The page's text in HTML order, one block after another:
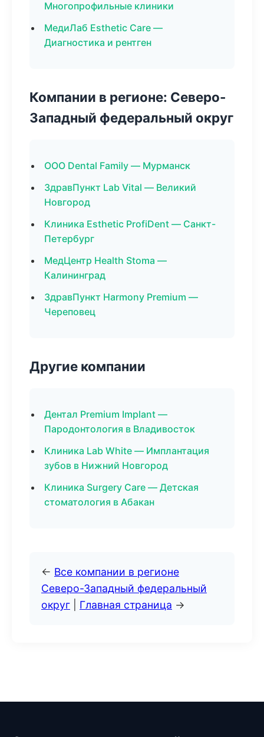
Многопрофильные клиники
МедиЛаб Esthetic Care —
Диагностика и рентген
Компании в регионе: Северо-
Западный федеральный округ
ООО Dental Family — Мурманск
ЗдравПункт Lab Vital — Великий
Новгород
Клиника Esthetic ProfiDent — Санкт-
Петербург
МедЦентр Health Stoma —
Калининград
ЗдравПункт Harmony Premium —
Череповец
Другие компании
Дентал Premium Implant —
Пародонтология в Владивосток
Клиника Lab White — Имплантация
зубов в Нижний Новгород
Клиника Surgery Care — Детская
стоматология в Абакан
← Все компании в регионе
Северо-Западный федеральный
округ
Главная страница →